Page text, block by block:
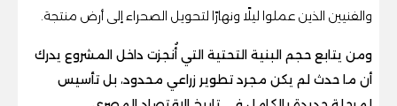
والفنيين الذين عملوا ليلًا ونهارًا لتحويل الصحراء إلى أرض منتجة.
ومن يتابع حجم البنية التحتية التي أُنجزت داخل المشروع يدرك
أن ما حدث لم يكن مجرد تطوير زراعي محدود، بل تأسيس